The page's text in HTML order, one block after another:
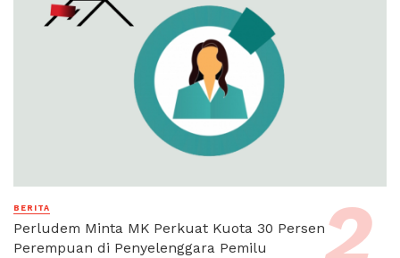
BERITA
Perludem Minta MK Perkuat Kuota 30 Persen
Perempuan di Penyelenggara Pemilu